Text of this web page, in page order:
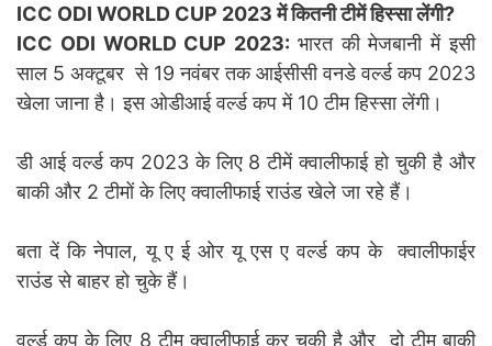
ICC ODI WORLD CUP 2023 में कितनी टीमें हिस्सा लेंगी?
ICC ODI WORLD CUP 2023: भारत की मेजबानी में इसी
साल 5 अक्टूबर से 19 नवंबर तक आईसीसी वनडे वर्ल्ड कप 2023
खेला जाना है। इस ओडीआई वर्ल्ड कप में 10 टीम हिस्सा लेंगी।
डी आई वर्ल्ड कप 2023 के लिए 8 टीमें क्वालीफाई हो चुकी है और
बाकी और 2 टीमों के लिए क्वालीफाई राउंड खेले जा रहे हैं।
बता दें कि नेपाल, यू ए ई ओर यू एस ए वर्ल्ड कप के क्वालीफाईर
राउंड से बाहर हो चुके हैं।
वर्ल्ड कप के लिए 8 टीम क्वालीफाई कर चुकी है और दो टीम बाकी